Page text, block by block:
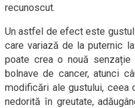
recunoscut.
Un astfel de efect este
care variază de la puternic
poate crea o nouă
bolnave de cancer, atunci
modificări ale gustului, ceea
nedorită în greutate,